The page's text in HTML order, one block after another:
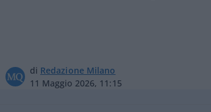
di Redazione Milano
11 Maggio 2026, 11:15